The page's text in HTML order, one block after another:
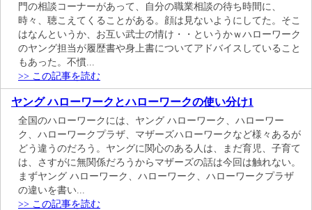
門の相談コーナーがあって、自分の職業相談の待ち時間に、
時々、聴こえてくることがある。顔は見ないようにしてた。そこ
はなんというか、お互い武士の情け・・というかｗハローワーク
のヤング担当が履歴書や身上書についてアドバイスしていること
もあった。不慣...
>> この記事を読む
ヤング ハローワークとハローワークの使い分け1
全国のハローワークには、ヤング ハローワーク、ハローワー
ク、ハローワークプラザ、マザーズハローワークなど様々あるが
どう違うのだろう。ヤングに関心のある人は、まだ育児、子育て
は、さすがに無関係だろうからマザーズの話は今回は触れない。
まずヤング ハローワーク、ハローワーク、ハローワークプラザ
の違いを書い...
>> この記事を読む